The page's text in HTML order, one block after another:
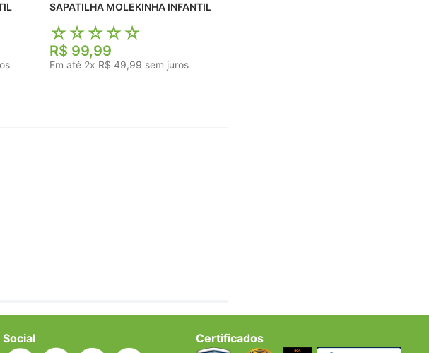
SAPATILHA MOLEKINHA INFANTIL
☆☆☆☆☆
R$ 99,99
Em até 2x R$ 49,99 sem juros
Social Certificados